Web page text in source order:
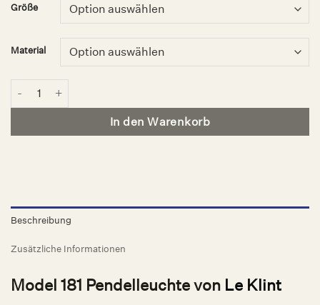
Größe
Material
Model 181 Pendelleuchte, Le Klint Menge
In den Warenkorb
Beschreibung
Zusätzliche Informationen
Model 181 Pendelleuchte von Le Klint